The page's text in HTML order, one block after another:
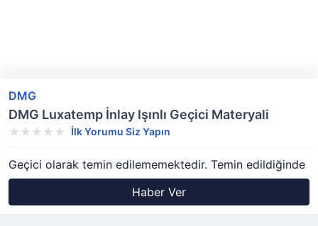
DMG
DMG Luxatemp İnlay Işınlı Geçici Materyali
İlk Yorumu Siz Yapın
Geçici olarak temin edilememektedir. Temin edildiğinde
Haber Ver